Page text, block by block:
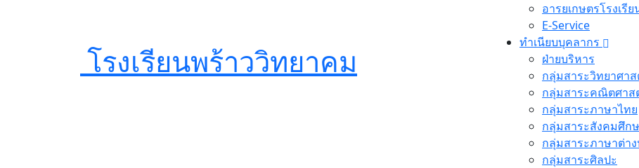
โรงเรียนพร้าววิทยาคม
อารยเกษตรโรงเรี
E-Service
ทำเนียบบุคลากร
ฝ่ายบริหาร
กลุ่มสาระวิทยาศาส
กลุ่มสาระคณิตศาส
กลุ่มสาระภาษาไทย
กลุ่มสาระสังคมศึก
กลุ่มสาระภาษาต่าง
กลุ่มสาระศิลปะ